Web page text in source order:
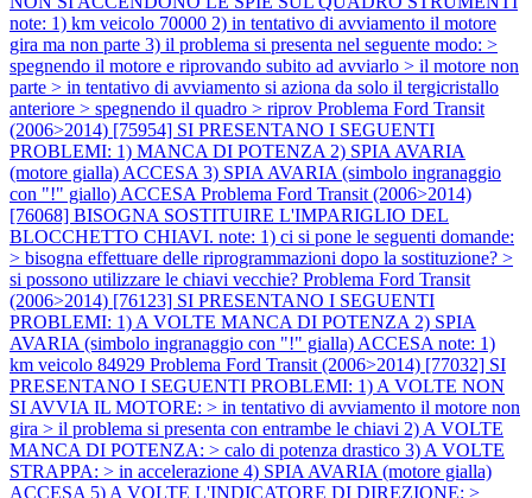
note: 1) km veicolo 70000 2) in tentativo di avviamento il motore
gira ma non parte 3) il problema si presenta nel seguente modo: >
spegnendo il motore e riprovando subito ad avviarlo > il motore non
parte > in tentativo di avviamento si aziona da solo il tergicristallo
anteriore > spegnendo il quadro > riprov Problema Ford Transit
(2006>2014) [75954] SI PRESENTANO I SEGUENTI
PROBLEMI: 1) MANCA DI POTENZA 2) SPIA AVARIA
(motore gialla) ACCESA 3) SPIA AVARIA (simbolo ingranaggio
con "!" giallo) ACCESA Problema Ford Transit (2006>2014)
[76068] BISOGNA SOSTITUIRE L'IMPARIGLIO DEL
BLOCCHETTO CHIAVI. note: 1) ci si pone le seguenti domande:
> bisogna effettuare delle riprogrammazioni dopo la sostituzione? >
si possono utilizzare le chiavi vecchie? Problema Ford Transit
(2006>2014) [76123] SI PRESENTANO I SEGUENTI
PROBLEMI: 1) A VOLTE MANCA DI POTENZA 2) SPIA
AVARIA (simbolo ingranaggio con "!" gialla) ACCESA note: 1)
km veicolo 84929 Problema Ford Transit (2006>2014) [77032] SI
PRESENTANO I SEGUENTI PROBLEMI: 1) A VOLTE NON
SI AVVIA IL MOTORE: > in tentativo di avviamento il motore non
gira > il problema si presenta con entrambe le chiavi 2) A VOLTE
MANCA DI POTENZA: > calo di potenza drastico 3) A VOLTE
STRAPPA: > in accelerazione 4) SPIA AVARIA (motore gialla)
ACCESA 5) A VOLTE L'INDICATORE DI DIREZIONE: >